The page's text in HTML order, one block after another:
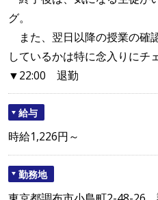
グ。
また、翌日以降の授業の確
しているかは特に念入りにチ
▼22:00 退勤
給与
時給1,226円～
勤務地